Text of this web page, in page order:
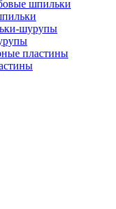
шпильки
шурупы
пластины